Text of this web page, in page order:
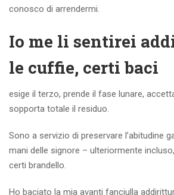
conosco di arrendermi.
Io me li sentirei
le cuffie, certi baci
esige il terzo, prende il fase lunare,
sopporta totale il residuo.
Sono a servizio di preservare l’abitudine
mani delle signore – ulteriormente
certi brandello.
Ho baciato la mia avanti fanciulla